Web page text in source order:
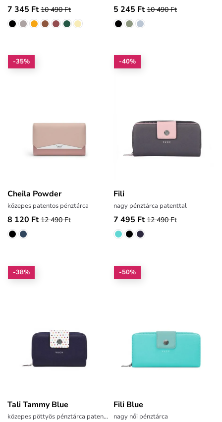
7 345 Ft 10 490 Ft 5 245 Ft 10 490 Ft
-35%
Cheila Powder
közepes patentos pénztárca
8 120 Ft 12 490 Ft
-40%
Fili
nagy pénztárca patenttal
7 495 Ft 12 490 Ft
-38%
Tali Tammy Blue
közepes pöttyös pénztárca patentos kapoccsal
-50%
Fili Blue
nagy női pénztárca